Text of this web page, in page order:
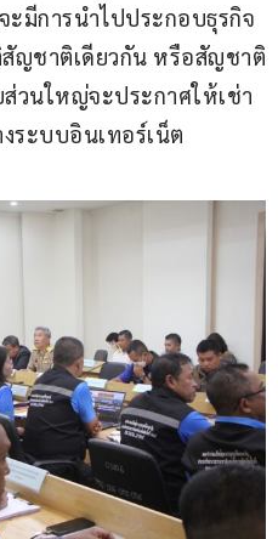
ะมีการนำไปประกอบธุรกิจ
ญชาติเดียวกัน หรือสัญชาติ
วนใหญ่จะประกาศให้เช่า
ระบบอินเทอร์เน็ต